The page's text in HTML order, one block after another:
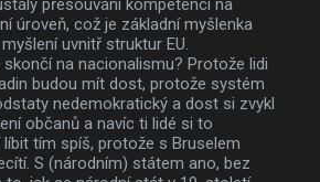
úroveň, což je základní myšlenka
uvnitř struktur EU.
na nacionalismu? Protože lidi
budou mít dost, protože systém
nedemokratický a dost si zvykl
občanů a navíc ti lidé si to
líbit tím spíš, protože s Bruselem
S (národním) státem ano, bez